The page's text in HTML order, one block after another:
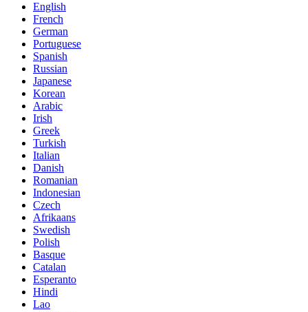
English
French
German
Portuguese
Spanish
Russian
Japanese
Korean
Arabic
Irish
Greek
Turkish
Italian
Danish
Romanian
Indonesian
Czech
Afrikaans
Swedish
Polish
Basque
Catalan
Esperanto
Hindi
Lao